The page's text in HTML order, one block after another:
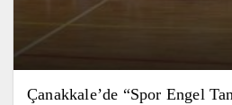
Çanakkale’de “Spor Engel